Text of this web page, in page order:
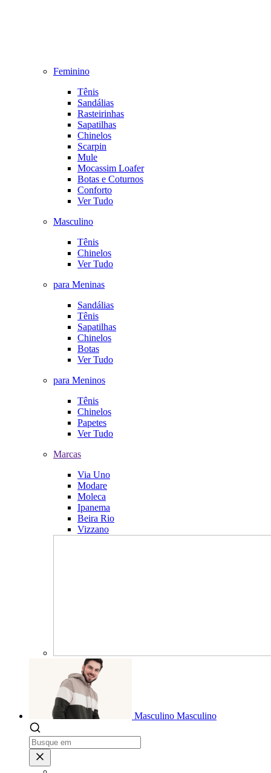
Feminino
Tênis
Sandálias
Rasteirinhas
Sapatilhas
Chinelos
Scarpin
Mule
Mocassim Loafer
Botas e Coturnos
Conforto
Ver Tudo
Masculino
Tênis
Chinelos
Ver Tudo
para Meninas
Sandálias
Tênis
Sapatilhas
Chinelos
Botas
Ver Tudo
para Meninos
Tênis
Chinelos
Papetes
Ver Tudo
Marcas
Via Uno
Modare
Moleca
Ipanema
Beira Rio
Vizzano
Masculino Masculino